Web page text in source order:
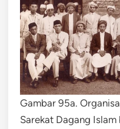
Gambar 95a.
Sarekat Dagang